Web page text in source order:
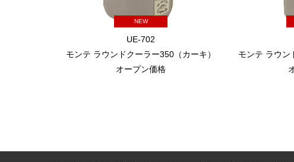
NEW
UE-702
モンテ ラウンドクーラー350（カーキ）
オープン価格
モンテ ラウン